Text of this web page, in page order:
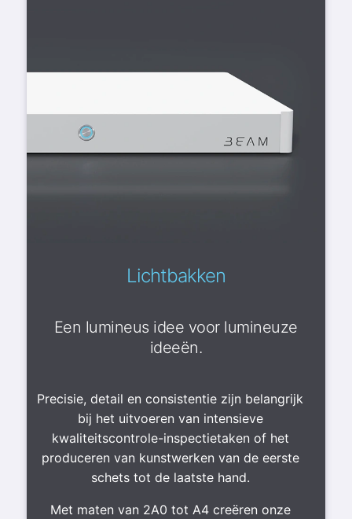
Lichtbakken
Een lumineus idee voor lumineuze
ideeën.
Precisie, detail en consistentie zijn belangrijk
bij het uitvoeren van intensieve
kwaliteitscontrole-inspectietaken of het
produceren van kunstwerken van de eerste
schets tot de laatste hand.
Met maten van 2A0 tot A4 creëren onze